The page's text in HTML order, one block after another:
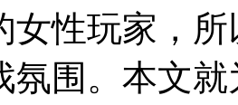
女性玩家，
氛围。本文